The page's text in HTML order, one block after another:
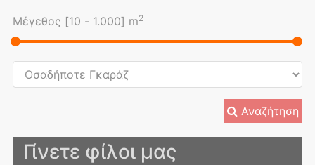
Μέγεθος [10 - 1.000] m2
Αναζήτηση
Γίνετε φίλοι μας